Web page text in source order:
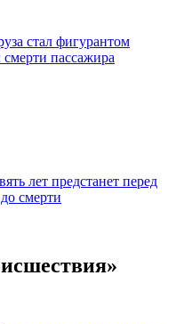
стал фигурантом
пассажира
лет предстанет перед
смерти